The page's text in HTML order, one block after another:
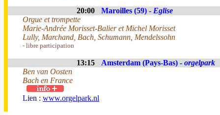
20:00 Maroilles (59) - Eglise
Orgue et trompette
Marie-Andrée Morisset-Balier et Michel Morisset
Lully, Marchand, Bach, Schumann, Mendelssohn
- libre participation
13:15 Amsterdam (Pays-Bas) - orgelpark
Ben van Oosten
Bach en France
Lien : www.orgelpark.nl